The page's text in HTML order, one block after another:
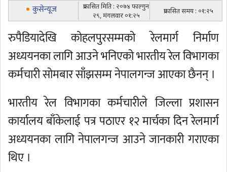
कुसेन्यूज
प्रकासित मिति : २०७४ फाल्गुन
२९, मंगलवार ०१:२५
प्रकासित समय : ०१:२५
रुपैडियादेखि कोहलपुरसम्मको रेलमार्ग निर्माण
अध्ययनका लागि आउने भनिएको भारतीय रेल विभागका
कर्मचारी सोमबार साँझसम्म नेपालगन्ज आएका छैनन् ।
भारतीय रेल विभागका कर्मचारीले जिल्ला प्रशासन
कार्यालय बाँकेलाई पत्र पठाएर १२ मार्चका दिन रेलमार्ग
अध्ययनका लागि नेपालगन्ज आउने जानकारी गराएका
थिए ।